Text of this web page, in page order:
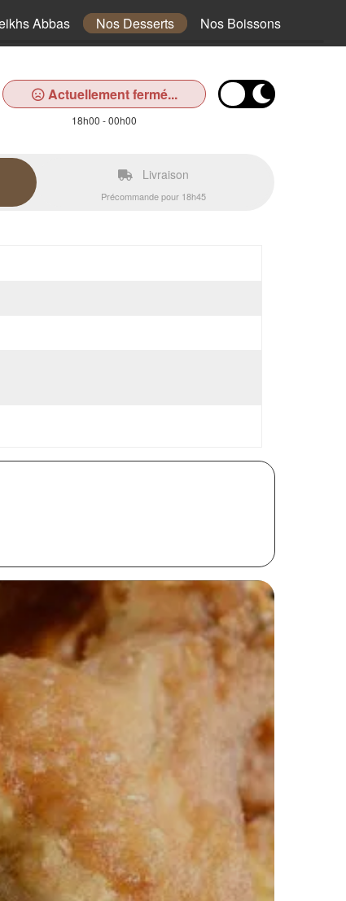
Abbas Nos Desserts Nos Boissons
Actuellement fermé...
18h00 - 00h00
Livraison
Précommande pour 18h45